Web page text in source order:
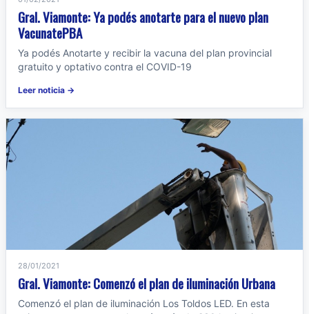
Gral. Viamonte: Ya podés anotarte para el nuevo plan
VacunatePBA
Ya podés Anotarte y recibir la vacuna del plan provincial
gratuito y optativo contra el COVID-19
Leer noticia →
28/01/2021
Gral. Viamonte: Comenzó el plan de iluminación Urbana
Comenzó el plan de iluminación Los Toldos LED. En esta